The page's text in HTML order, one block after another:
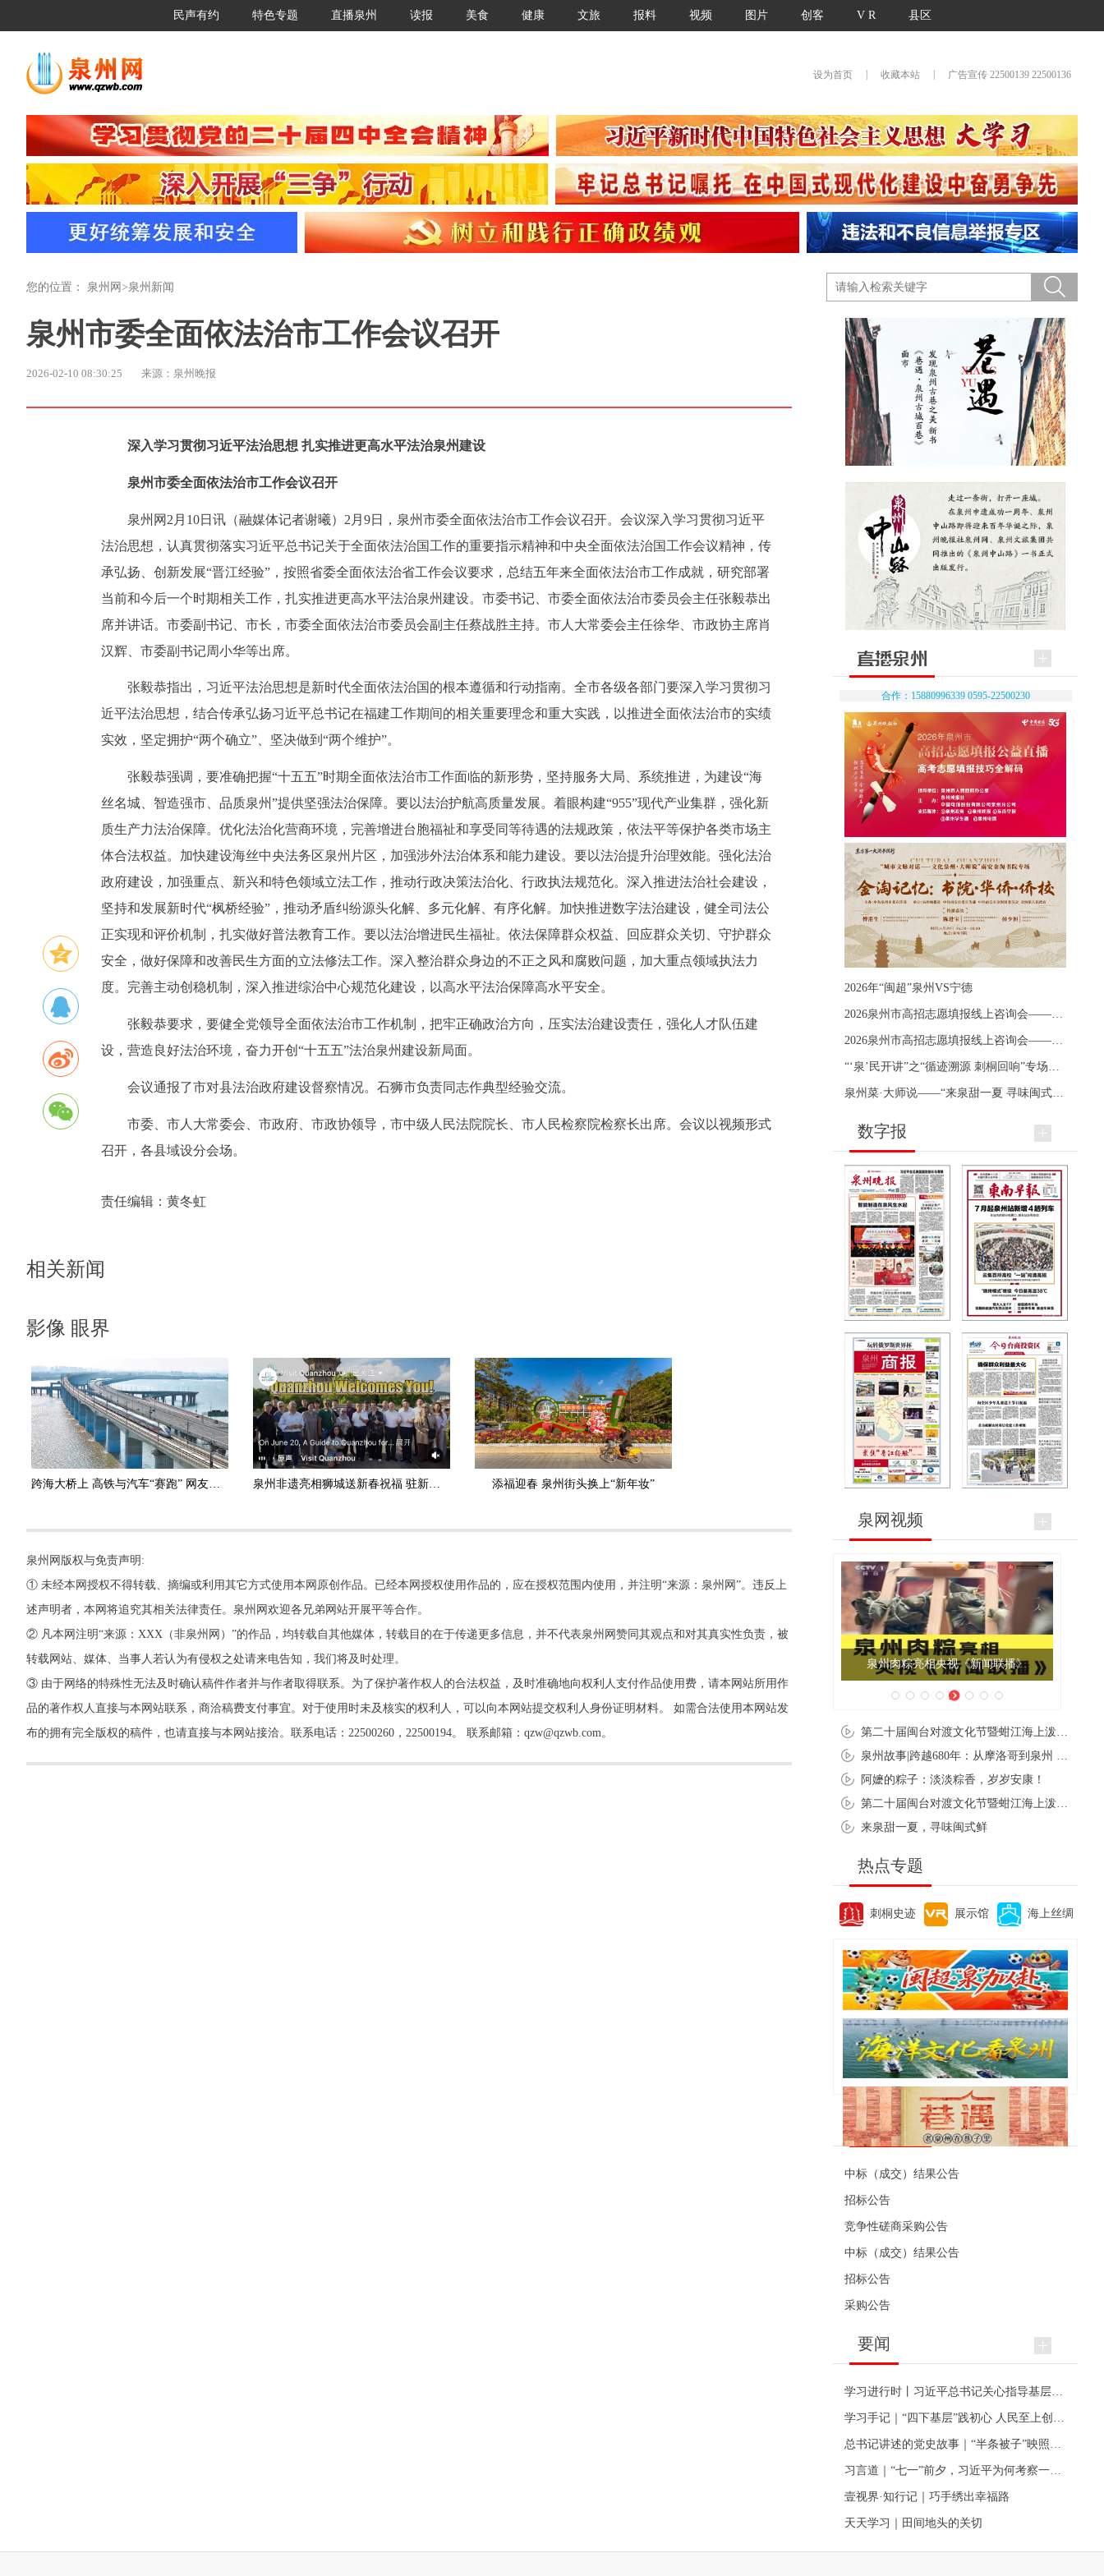
民声有约 特色专题 直播泉州 读报 美食 健康 文旅 报料 视频 图片 创客 V R 县区
设为首页 收藏本站 广告宣传 22500139 22500136
您的位置： 泉州网 >泉州新闻
泉州市委全面依法治市工作会议召开
2026-02-10 08:30:25 来源：泉州晚报
深入学习贯彻习近平法治思想 扎实推进更高水平法治泉州建设
泉州市委全面依法治市工作会议召开
泉州网2月10日讯（融媒体记者谢曦）2月9日，泉州市委全面依法治市工作会议召开。会议深入学习贯彻习近平
法治思想，认真贯彻落实习近平总书记关于全面依法治国工作的重要指示精神和中央全面依法治国工作会议精神，传
承弘扬、创新发展“晋江经验”，按照省委全面依法治省工作会议要求，总结五年来全面依法治市工作成就，研究部署
当前和今后一个时期相关工作，扎实推进更高水平法治泉州建设。市委书记、市委全面依法治市委员会主任张毅恭出
席并讲话。市委副书记、市长，市委全面依法治市委员会副主任蔡战胜主持。市人大常委会主任徐华、市政协主席肖
汉辉、市委副书记周小华等出席。
张毅恭指出，习近平法治思想是新时代全面依法治国的根本遵循和行动指南。全市各级各部门要深入学习贯彻习
近平法治思想，结合传承弘扬习近平总书记在福建工作期间的相关重要理念和重大实践，以推进全面依法治市的实绩
实效，坚定拥护“两个确立”、坚决做到“两个维护”。
张毅恭强调，要准确把握“十五五”时期全面依法治市工作面临的新形势，坚持服务大局、系统推进，为建设“海
丝名城、智造强市、品质泉州”提供坚强法治保障。要以法治护航高质量发展。着眼构建“955”现代产业集群，强化新
质生产力法治保障。优化法治化营商环境，完善增进台胞福祉和享受同等待遇的法规政策，依法平等保护各类市场主
体合法权益。加快建设海丝中央法务区泉州片区，加强涉外法治体系和能力建设。要以法治提升治理效能。强化法治
政府建设，加强重点、新兴和特色领域立法工作，推动行政决策法治化、行政执法规范化。深入推进法治社会建设，
坚持和发展新时代“枫桥经验”，推动矛盾纠纷源头化解、多元化解、有序化解。加快推进数字法治建设，健全司法公
正实现和评价机制，扎实做好普法教育工作。要以法治增进民生福祉。依法保障群众权益、回应群众关切、守护群众
安全，做好保障和改善民生方面的立法修法工作。深入整治群众身边的不正之风和腐败问题，加大重点领域执法力
度。完善主动创稳机制，深入推进综治中心规范化建设，以高水平法治保障高水平安全。
张毅恭要求，要健全党领导全面依法治市工作机制，把牢正确政治方向，压实法治建设责任，强化人才队伍建
设，营造良好法治环境，奋力开创“十五五”法治泉州建设新局面。
会议通报了市对县法治政府建设督察情况。石狮市负责同志作典型经验交流。
市委、市人大常委会、市政府、市政协领导，市中级人民法院院长、市人民检察院检察长出席。会议以视频形式
召开，各县域设分会场。
责任编辑： 黄冬虹
相关新闻
影像 眼界
添福迎春 泉州街头换上“新年妆”
泉州网版权与免责声明:
① 未经本网授权不得转载、摘编或利用其它方式使用本网原创作品。已经本网授权使用作品的，应在授权范围内使用，并注明“来源：泉州网”。违反上
述声明者，本网将追究其相关法律责任。泉州网欢迎各兄弟网站开展平等合作。
② 凡本网注明“来源：XXX（非泉州网）”的作品，均转载自其他媒体，转载目的在于传递更多信息，并不代表泉州网赞同其观点和对其真实性负责，被
转载网站、媒体、当事人若认为有侵权之处请来电告知，我们将及时处理。
③ 由于网络的特殊性无法及时确认稿件作者并与作者取得联系。为了保护著作权人的合法权益，及时准确地向权利人支付作品使用费，请本网站所用作
品的著作权人直接与本网站联系，商洽稿费支付事宜。对于使用时未及核实的权利人，可以向本网站提交权利人身份证明材料。 如需合法使用本网站发
布的拥有完全版权的稿件，也请直接与本网站接洽。联系电话：22500260，22500194。 联系邮箱：qzw@qzwb.com。
合作：15880996339 0595-22500230
2026年“闽超”泉州VS宁德
数字报
泉网视频
泉州肉粽亮相央视《新闻联播》
阿嬷的粽子：淡淡粽香，岁岁安康！
来泉甜一夏，寻味闽式鲜
热点专题
刺桐史迹 展示馆 海上丝绸
便民资讯
中标（成交）结果公告
招标公告
竞争性磋商采购公告
中标（成交）结果公告
招标公告
采购公告
要闻
壹视界·知行记｜巧手绣出幸福路
天天学习｜田间地头的关切